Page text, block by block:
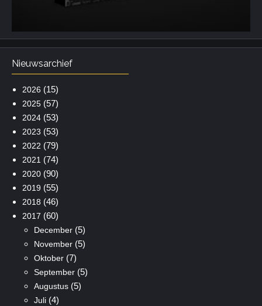
Nieuwsarchief
2026 (15)
2025(57)
2024(53)
2023 (53)
2022 (79)
2021 (74)
2020(90)
2019 (55)
2018 (46)
2017 (60)
December(5)
November(5)
Oktober(7)
September(5)
Augustus(5)
Juli(4)